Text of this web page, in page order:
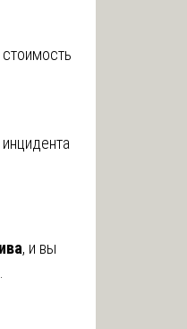
инцидента
, и вы